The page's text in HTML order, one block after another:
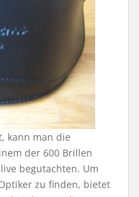
kann man die
der 600 Brillen
begutachten. Um
zu finden, bietet